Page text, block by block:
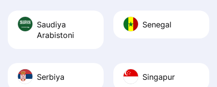
Saudiya
Arabistoni
Senegal
Serbiya Singapur